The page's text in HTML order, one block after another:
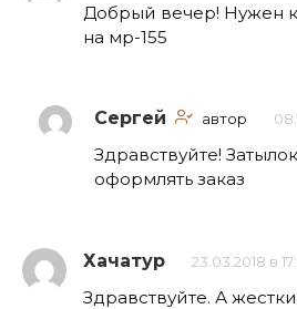
Добрый вечер! Нужен
на мр-155
Сергей автор
Здравствуйте!
оформлять заказ
Хачатур 23.03.2018 в
Здравствуйте. А